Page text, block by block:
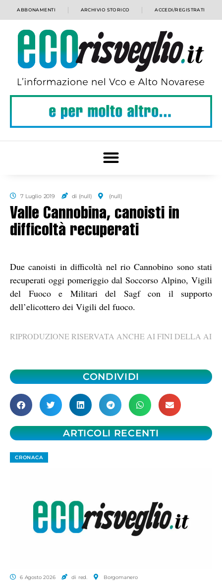
ABBONAMENTI ARCHIVIO STORICO ACCEDI/REGISTRATI
7 Luglio 2019 di (null) (null)
Valle Cannobina, canoisti in
difficoltà recuperati
Due canoisti in difficoltà nel rio Cannobino sono stati
recuperati oggi pomeriggio dal Soccorso Alpino, Vigili
del Fuoco e Militari del Sagf con il supporto
dell’elicottero dei Vigili del fuoco.
RIPRODUZIONE RISERVATA ANCHE AI FINI DELLA AI
CONDIVIDI
ARTICOLI RECENTI
CRONACA
6 Agosto 2026 di red. Borgomanero